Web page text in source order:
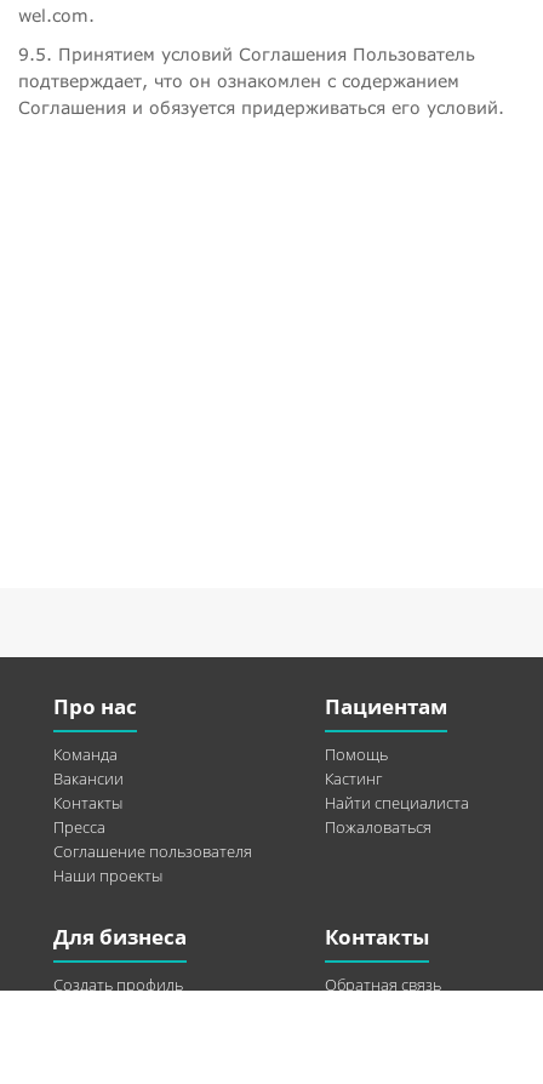
wel.com.
9.5. Принятием условий Соглашения Пользователь
подтверждает, что он ознакомлен с содержанием
Соглашения и обязуется придерживаться его условий.
Про нас
Команда
Вакансии
Контакты
Пресса
Соглашение пользователя
Наши проекты
Пациентам
Помощь
Кастинг
Найти специалиста
Пожаловаться
Для бизнеса
Создать профиль
Контакты
Обратная связь